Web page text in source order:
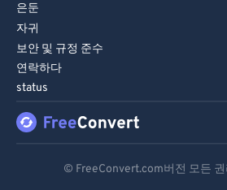
은둔
자귀
보안 및 규정 준수
연락하다
status
© FreeConvert.com버전 모든